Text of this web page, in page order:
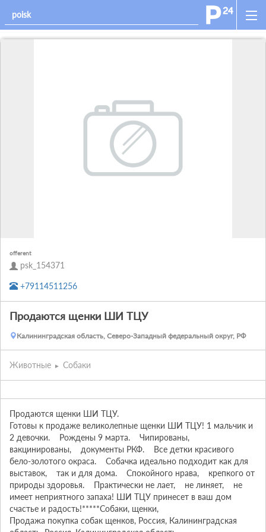
offerent
psk_154371
+79114511256
Продаются щенки ШИ ТЦУ
Калининградская область, Северо-Западный федеральный округ, РФ
Животные Собаки
Продаются щенки ШИ ТЦУ.
Готовы к продаже великолепные щенки ШИ ТЦУ! 1 мальчик и
2 девочки.    Рождены 9 марта.    Чипированы,
вакцинированы,    документы РКФ.    Все детки красивого
бело-золотого окраса.    Собачка идеально подходит как для
выставок,    так и для дома.    Спокойного нрава,    крепкого от
природы здоровья.    Практически не лает,    не линяет,    не
имеет неприятного запаха! ШИ ТЦУ принесет в ваш дом
счастье и радость!*****Собаки, щенки,
Продажа покупка собак щенков, Россия, Калининградская